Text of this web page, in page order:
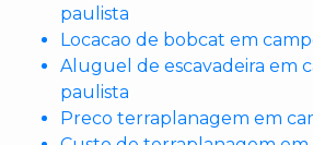
paulista
Locacao de bobcat em
Aluguel de escavadeira em
paulista
Preco terraplanagem em